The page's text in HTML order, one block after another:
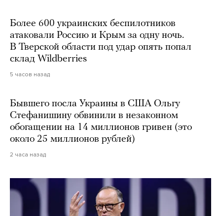
Более 600 украинских беспилотников
атаковали Россию и Крым за одну ночь.
В Тверской области под удар опять попал
склад Wildberries
5 часов назад
Бывшего посла Украины в США Ольгу
Стефанишину обвинили в незаконном
обогащении на 14 миллионов гривен (это
около 25 миллионов рублей)
2 часа назад